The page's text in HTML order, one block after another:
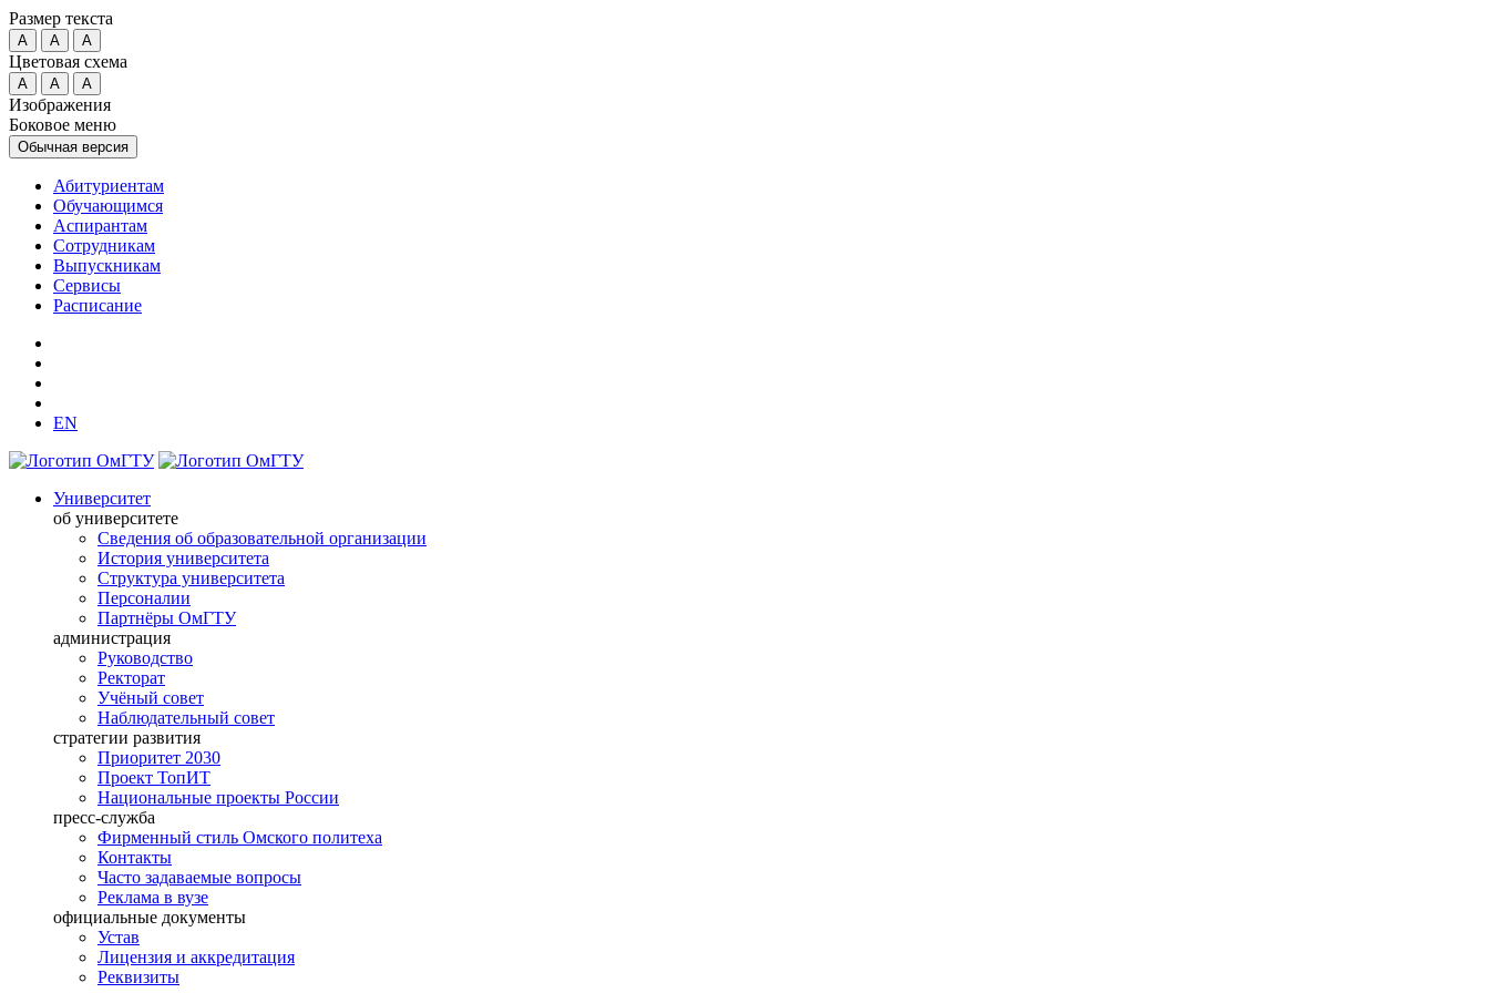
Размер текста
A A A
Цветовая схема
A A A
Изображения
Боковое меню
Обычная версия
Абитуриентам
Обучающимся
Аспирантам
Сотрудникам
Выпускникам
Сервисы
Расписание
EN
Университет
об университете
Сведения об образовательной организации
История университета
Структура университета
Персоналии
Партнёры ОмГТУ
администрация
Руководство
Ректорат
Учёный совет
Наблюдательный совет
стратегии развития
Приоритет 2030
Проект ТопИТ
Национальные проекты России
пресс-служба
Фирменный стиль Омского политеха
Контакты
Часто задаваемые вопросы
Реклама в вузе
официальные документы
Устав
Лицензия и аккредитация
Реквизиты